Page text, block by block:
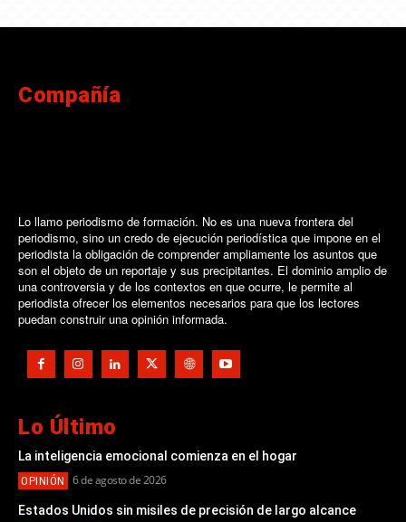
Compañía
Lo llamo periodismo de formación. No es una nueva frontera del
periodismo, sino un credo de ejecución periodística que impone en el
periodista la obligación de comprender ampliamente los asuntos que
son el objeto de un reportaje y sus precipitantes. El dominio amplio de
una controversia y de los contextos en que ocurre, le permite al
periodista ofrecer los elementos necesarios para que los lectores
puedan construir una opinión informada.
Lo Último
La inteligencia emocional comienza en el hogar
OPINIÓN 6 de agosto de 2026
Estados Unidos sin misiles de precisión de largo alcance